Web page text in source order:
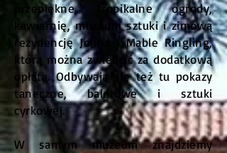
przepiękne, tropikalne ogrody,
kawiarnię, muzeum sztuki i zimową
rezydencję Johna i Mable Ringling,
którą można zwiedzić za dodatkową
opłatą. Odbywają się też tu pokazy
taneczne, baletowe i sztuki
cyrkowej.
W samym muzeum znajdziemy